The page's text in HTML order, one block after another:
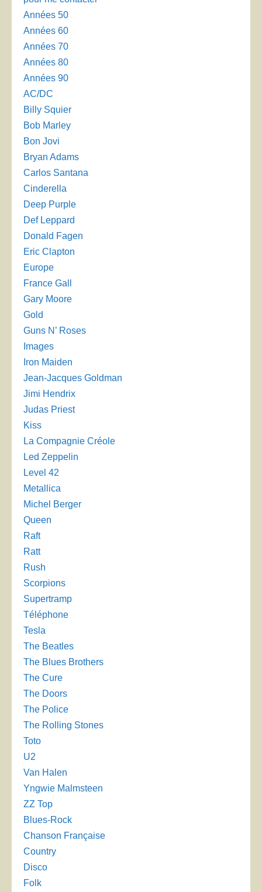
Années 50
Années 60
Années 70
Années 80
Années 90
AC/DC
Billy Squier
Bob Marley
Bon Jovi
Bryan Adams
Carlos Santana
Cinderella
Deep Purple
Def Leppard
Donald Fagen
Eric Clapton
Europe
France Gall
Gary Moore
Gold
Guns N’ Roses
Images
Iron Maiden
Jean-Jacques Goldman
Jimi Hendrix
Judas Priest
Kiss
La Compagnie Créole
Led Zeppelin
Level 42
Metallica
Michel Berger
Queen
Raft
Ratt
Rush
Scorpions
Supertramp
Téléphone
Tesla
The Beatles
The Blues Brothers
The Cure
The Doors
The Police
The Rolling Stones
Toto
U2
Van Halen
Yngwie Malmsteen
ZZ Top
Blues-Rock
Chanson Française
Country
Disco
Folk